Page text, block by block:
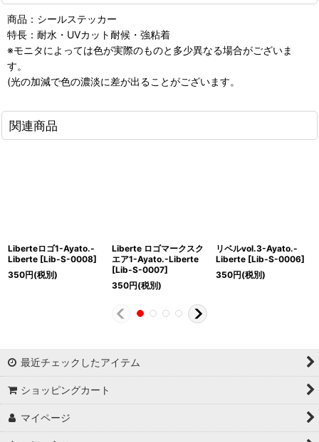
商品：シールステッカー
特長：耐水・UVカット耐候・強粘着
※モニタによっては色が実際のものと多少異なる場合がございま
す。
(光の加減で色の濃淡に差が出ることがございます。
関連商品
Liberteロゴ1-Ayato.-
Liberte [Lib-S-0008]
350円(税別)
Liberte ロゴマークスク
エア1-Ayato.-Liberte
[Lib-S-0007]
350円(税別)
リベルvol.3-Ayato.-
Liberte [Lib-S-0006]
350円(税別)
最近チェックしたアイテム
ショッピングカート
マイページ